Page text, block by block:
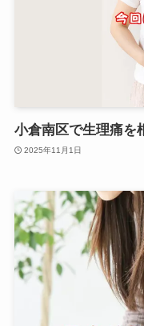
小倉南区で生理痛を
2025年11月1日